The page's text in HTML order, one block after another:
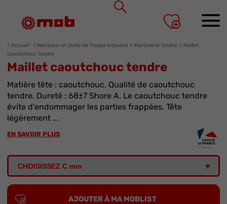
Accueil Marteaux et outils de frappe industrie Martellerie tendre
Maillet
caoutchouc tendre
Maillet caoutchouc tendre
Matière tête : caoutchouc. Qualité de caoutchouc
tendre. Dureté : 68±7 Shore A. Le caoutchouc tendre
évite d'endommager les parties frappées. Tête
légèrement ...
EN SAVOIR PLUS
AJOUTER À MA MOBLIST